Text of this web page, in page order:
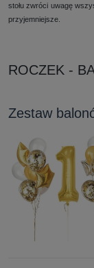
stołu zwróci uwagę
przyjemniejsze.
ROCZEK -
Zestaw